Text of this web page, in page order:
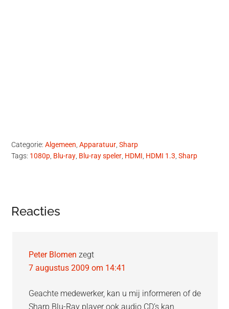
Categorie:Algemeen ,Apparatuur ,Sharp
Tags: 1080p Blu-ray Blu-ray speler HDMI HDMI 1.3 ,Sharp
Lees
Reacties
Peter Blomen zegt
7 augustus 2009 om 14:41
Geachte medewerker, kan u mij informeren of de
Sharp Blu-Ray player ook audio CD’s kan